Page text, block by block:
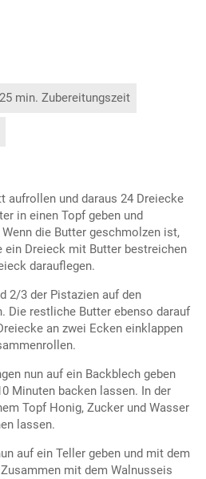
25 min. Zubereitungszeit
aufrollen und daraus 24 Dreiecke
in einen Topf geben und
die Butter geschmolzen ist,
ein Dreieck mit Butter bestreichen
darauflegen.
2/3 der Pistazien auf den
Die restliche Butter ebenso darauf
an zwei Ecken einklappen
nun auf ein Backblech geben
Minuten backen lassen. In der
Topf Honig, Zucker und Wasser
lassen.
auf ein Teller geben und mit dem
mit dem Walnusseis